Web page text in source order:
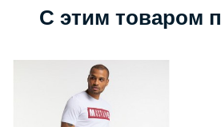
С этим товаром